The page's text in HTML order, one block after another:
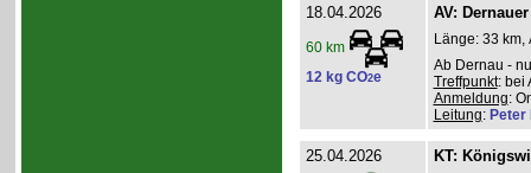
18.04.2026
60 km
12 kg CO2e
AV:
Länge: 33 km,
Ab Dernau -
Treffpunkt: bei
Anmeldung:
Leitung: Peter
25.04.2026 KT: